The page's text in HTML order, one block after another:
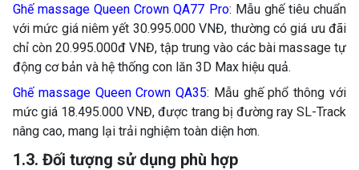
Ghế massage Queen Crown QA77 Pro: Mẫu ghế tiêu chuẩn
với mức giá niêm yết 30.995.000 VNĐ, thường có giá ưu đãi
chỉ còn 20.995.000đ VNĐ, tập trung vào các bài massage tự
động cơ bản và hệ thống con lăn 3D Max hiệu quả.
Ghế massage Queen Crown QA35: Mẫu ghế phổ thông với
mức giá 18.495.000 VNĐ, được trang bị đường ray SL-Track
nâng cao, mang lại trải nghiệm toàn diện hơn.
1.3. Đối tượng sử dụng phù hợp